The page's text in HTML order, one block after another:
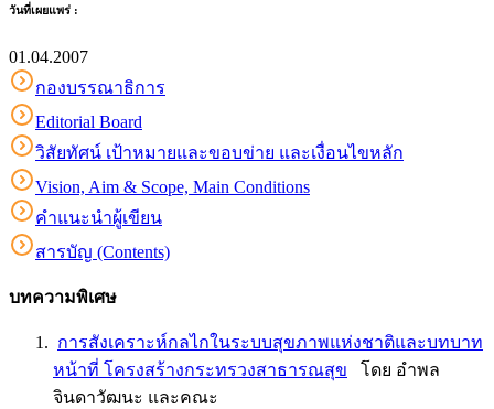
วันที่เผยแพร่ :
01.04.2007
กองบรรณาธิการ
Editorial Board
วิสัยทัศน์ เป้าหมายและขอบข่าย และเงื่อนไขหลัก
Vision, Aim & Scope, Main Conditions
คำแนะนำผู้เขียน
สารบัญ (Contents)
บทความพิเศษ
การสังเคราะห์กลไกในระบบสุขภาพแห่งชาติและบทบาท
หน้าที่ โครงสร้างกระทรวงสาธารณสุข โดย อำพล
จินดาวัฒนะ และคณะ